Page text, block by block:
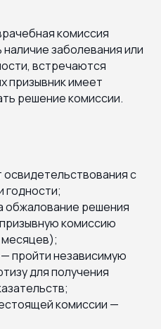
комиссия
заболевания или
встречаются
призывник имеет
решение комиссии.
освидетельствования с
годности;
обжалование решения
комиссию
пройти независимую
для получения
комиссии —